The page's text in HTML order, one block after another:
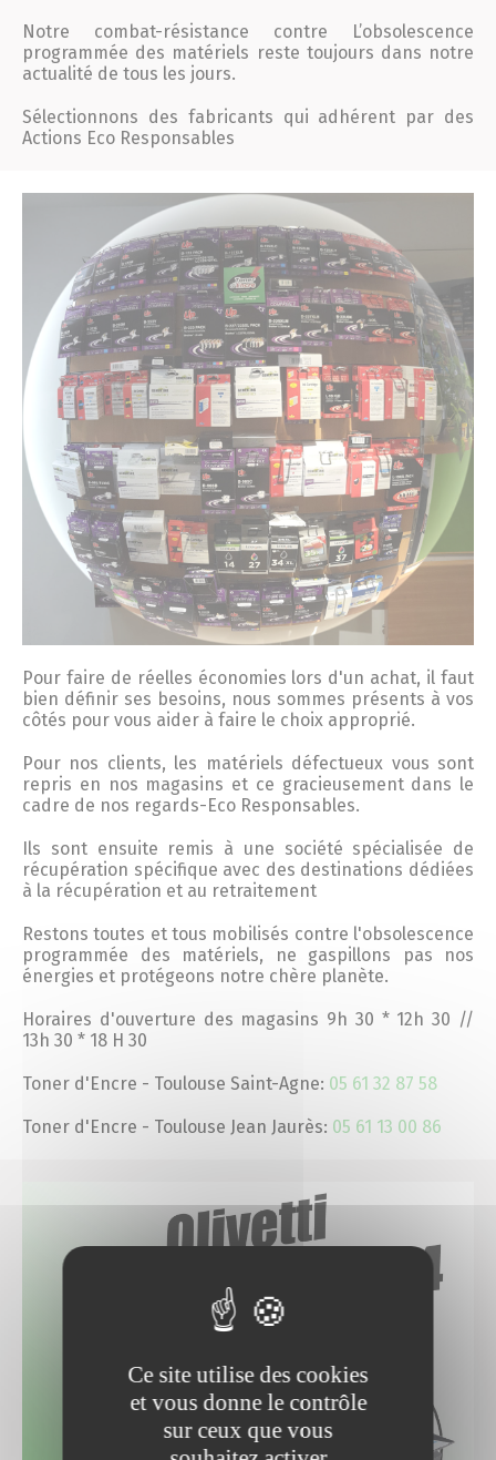
Notre combat-résistance contre L’obsolescence
programmée des matériels reste toujours dans notre
actualité de tous les jours.
Sélectionnons des fabricants qui adhérent par des
Actions Eco Responsables
Pour faire de réelles économies lors d'un achat, il faut
bien définir ses besoins, nous sommes présents à vos
côtés pour vous aider à faire le choix approprié.
Pour nos clients, les matériels défectueux vous sont
repris en nos magasins et ce gracieusement dans le
cadre de nos regards-Eco Responsables.
Ils sont ensuite remis à une société spécialisée de
récupération spécifique avec des destinations dédiées
à la récupération et au retraitement
Restons toutes et tous mobilisés contre l'obsolescence
programmée des matériels, ne gaspillons pas nos
énergies et protégeons notre chère planète.
Horaires d'ouverture des magasins 9h 30 * 12h 30 //
13h 30 * 18 H 30
Toner d'Encre - Toulouse Saint-Agne: 05 61 32 87 58
Toner d'Encre - Toulouse Jean Jaurès: 05 61 13 00 86
Ce site utilise des cookies
et vous donne le contrôle
sur ceux que vous